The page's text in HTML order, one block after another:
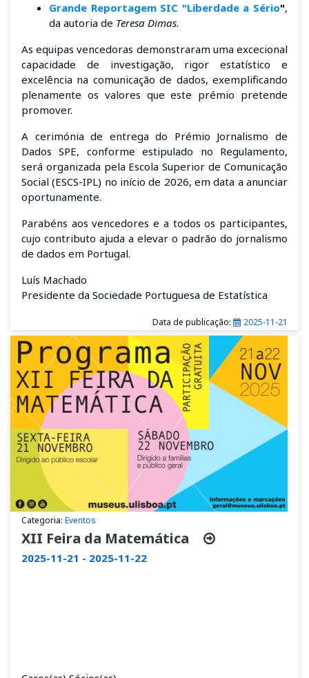
Grande Reportagem SIC "Liberdade a Sério",
da autoria de Teresa Dimas.
As equipas vencedoras demonstraram uma excecional
capacidade de investigação, rigor estatístico e
excelência na comunicação de dados, exemplificando
plenamente os valores que este prémio pretende
promover.
A cerimónia de entrega do Prémio Jornalismo de
Dados SPE, conforme estipulado no Regulamento,
será organizada pela Escola Superior de Comunicação
Social (ESCS-IPL) no início de 2026, em data a anunciar
oportunamente.
Parabéns aos vencedores e a todos os participantes,
cujo contributo ajuda a elevar o padrão do jornalismo
de dados em Portugal.
Luís Machado
Presidente da Sociedade Portuguesa de Estatística
Data de publicação: 2025-11-21
Categoria: Eventos
XII Feira da Matemática
2025-11-21 - 2025-11-22